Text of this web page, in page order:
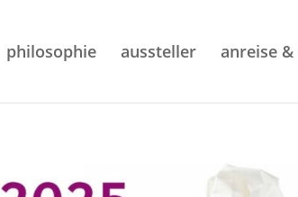
philosophie aussteller anreise